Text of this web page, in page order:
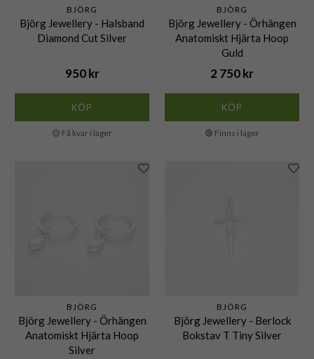
BJÖRG
Björg Jewellery - Halsband
Diamond Cut Silver
950 kr
KÖP
🟡 Få kvar i lager
BJÖRG
Björg Jewellery - Örhängen
Anatomiskt Hjärta Hoop
Guld
2 750 kr
KÖP
🟢 Finns i lager
BJÖRG
Björg Jewellery - Örhängen
Anatomiskt Hjärta Hoop
Silver
BJÖRG
Björg Jewellery - Berlock
Bokstav T Tiny Silver